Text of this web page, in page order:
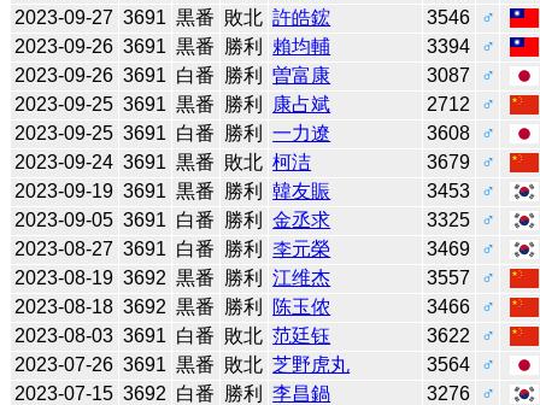
2023-09-27 3691 黒番 敗北 許皓鋐 3546
♂
2023-09-26 3691 黒番 勝利 賴均輔 3394
♂
2023-09-26 3691 白番 勝利 曽富康 3087
♂
2023-09-25 3691 黒番 勝利 康占斌 2712
♂
2023-09-25 3691 白番 勝利 一力遼 3608
♂
2023-09-24 3691 黒番 敗北 柯洁 3679
♂
2023-09-19 3691 黒番 勝利 韓友賑 3453
♂
2023-09-05 3691 白番 勝利 金丞求 3325
♂
2023-08-27 3691 白番 勝利 李元榮 3469
♂
2023-08-19 3692 黒番 勝利 江维杰 3557
♂
2023-08-18 3692 黒番 勝利 陈玉侬 3466
♂
2023-08-03 3691 白番 敗北 范廷钰 3622
♂
2023-07-26 3691 黒番 敗北 芝野虎丸 3564
♂
2023-07-15 3692 白番 勝利 李昌鍋 3276
♂